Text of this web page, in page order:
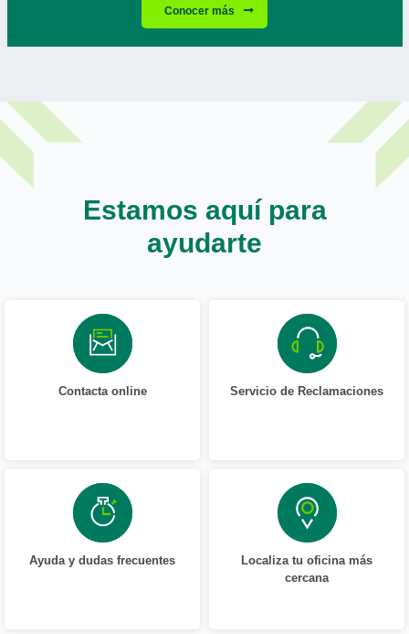
Conocer más
Estamos aquí para
ayudarte
Contacta online Servicio de Reclamaciones
Ayuda y dudas frecuentes
Localiza tu oficina más
cercana